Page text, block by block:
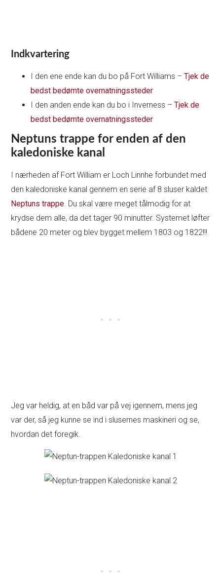
Indkvartering
I den ene ende kan du bo på Fort Williams –Tjek de
bedst bedømte overnatningssteder
I den anden ende kan du bo i Inverness –Tjek de
bedst bedømte overnatningssteder
Neptuns trappe for enden af den
kaledoniske kanal
I nærheden af Fort William er Loch Linnhe forbundet med
den kaledoniske kanal gennem en serie af 8 sluser kaldet
Neptuns trappe. Du skal være meget tålmodig for at
krydse dem alle, da det tager 90 minutter. Systemet løfter
bådene 20 meter og blev bygget mellem 1803 og 1822!!!
Jeg var heldig, at en båd var på vej igennem, mens jeg
var der, så jeg kunne se ind i slusernes maskineri og se,
hvordan det foregik.